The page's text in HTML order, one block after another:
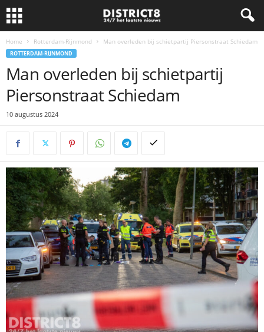
Home Rotterdam-Rijnmond Man overleden bij schietpartij Piersonstraat Schiedam
ROTTERDAM-RIJNMOND
Man overleden bij schietpartij
Piersonstraat Schiedam
10 augustus 2024